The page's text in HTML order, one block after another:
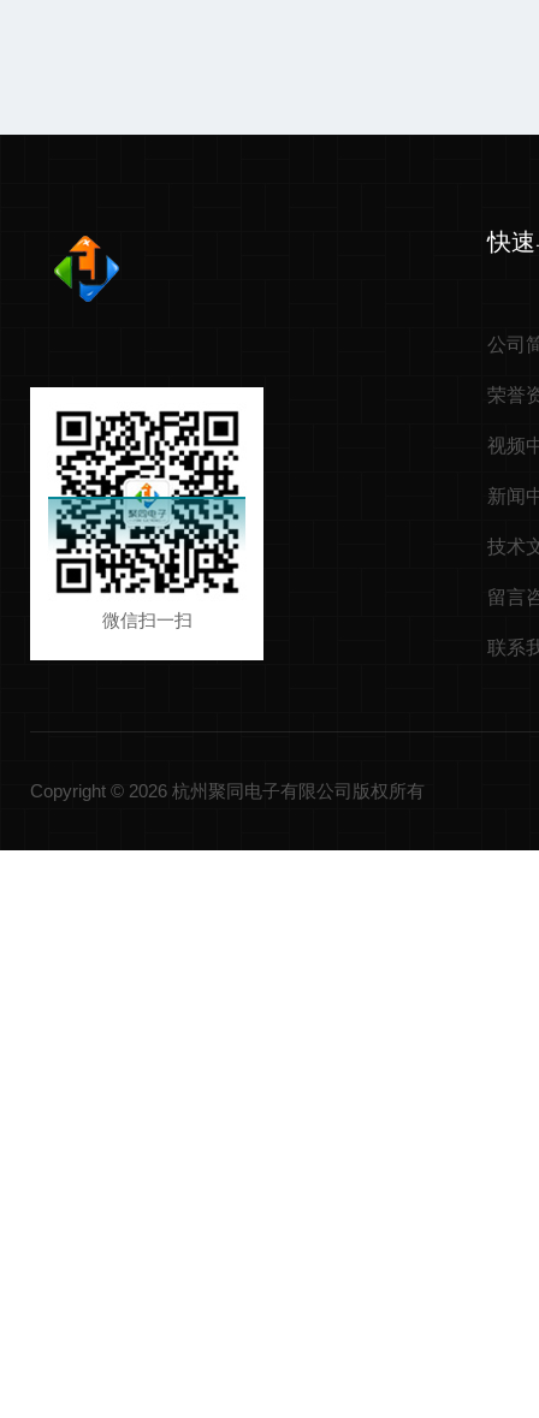
微信扫一扫
快
公司
荣誉
视频
新闻
技术
留言
联系
Copyright © 2026 杭州聚同电子有限公司版权所有